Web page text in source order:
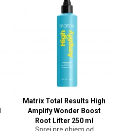
Matrix Total Results High
Amplify Wonder Boost
Root Lifter 250 ml